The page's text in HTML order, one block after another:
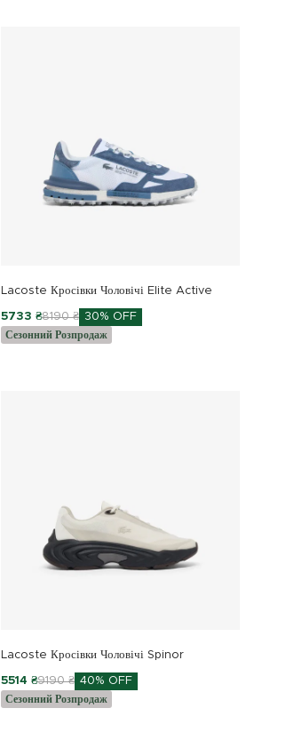
Lacoste Кросівки Чоловічі Elite Active
5733 ₴8190 ₴ 30% OFF
Сезонний Розпродаж
Lacoste Кросівки Чоловічі Spinor
5514 ₴9190 ₴ 40% OFF
Сезонний Розпродаж